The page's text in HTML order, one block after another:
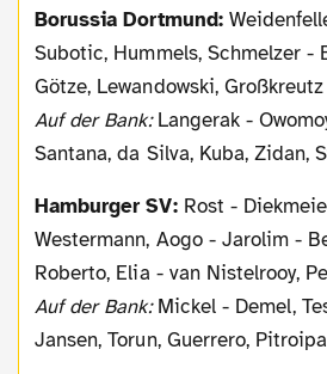
Borussia Dortmund:
Subotic, Hummels, Schmelzer -
Götze, Lewandowski,
Auf der Bank:Langerak -
Santana, da Silva, Kuba, Zidan,
Hamburger SV:Rost -
Westermann, Aogo - Jarolim -
Roberto, Elia - van Nistelrooy,
Auf der Bank:Mickel - Demel,
Jansen, Torun, Guerrero,